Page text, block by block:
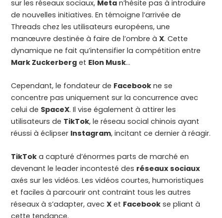
sur les réseaux sociaux, Meta n’hésite pas à introduire
de nouvelles initiatives. En témoigne l’arrivée de
Threads chez les utilisateurs européens, une
manœuvre destinée à faire de l’ombre àX. Cette
dynamique ne fait qu’intensifier la compétition entre
Mark Zuckerberg et Elon Musk…
Cependant, le fondateur de Facebook ne se
concentre pas uniquement sur la concurrence avec
celui de SpaceX. Il vise également à attirer les
utilisateurs de TikTok, le réseau social chinois ayant
réussi à éclipser Instagram, incitant ce dernier à réagir.
TikTok a capturé d’énormes parts de marché en
devenant le leader incontesté des réseaux sociaux
axés sur les vidéos. Les vidéos courtes, humoristiques
et faciles à parcourir ont contraint tous les autres
réseaux à s’adapter, avecX et Facebook se pliant à